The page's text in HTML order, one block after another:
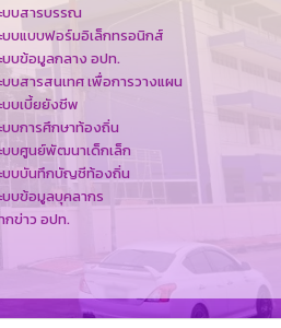
บบสารบรรณ
บบแบบฟอร์มอิเล็กทรอนิกส์
บบข้อมูลกลาง อปท.
บบสารสนเทศ เพื่อการวางแผน
บบเบี้ยยังชีพ
บบการศึกษาท้องถิ่น
บบศูนย์พัฒนาเด็กเล็ก
บบบันทึกบัญชีท้องถิ่น
บบข้อมูลบุคลากร
กข่าว อปท.